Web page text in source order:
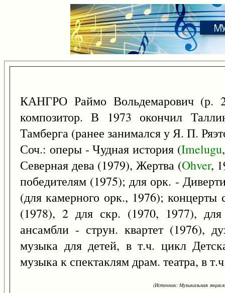
КАНГРО Раймо Вольдемарович (р.
композитор. В 1973 окончил
Тамберга (ранее занимался у Я. П.
Соч.: оперы - Чудная история (Imelugu
Северная дева (1979), Жертва (Ohver,
победителям (1975); для орк. -
(для камерного орк., 1976);
(1978), 2 для скр. (1970, 1977),
ансамбли - струн. квартет (1976),
музыка для детей, в т.ч. цикл
музыка к спектаклям драм. театра, в
(Источник: Музыкальная